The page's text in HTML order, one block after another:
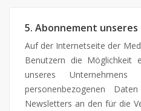
5. Abonnement
Auf der Internetseite der
Benutzern die Möglichkeit
unseres
personenbezogenen
Newsletters an den für die